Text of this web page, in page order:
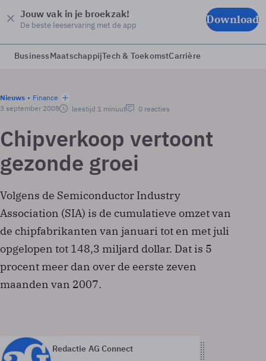
Jouw vak in je broekzak!
De beste leeservaring met de app Download
BusinessMaatschappijTech & ToekomstCarrière
Nieuws
Finance
3 september 2008
leestijd 1 minuut 0 reacties
Chipverkoop vertoont
gezonde groei
Volgens de Semiconductor Industry
Association (SIA) is de cumulatieve omzet van
de chipfabrikanten van januari tot en met juli
opgelopen tot 148,3 miljard dollar. Dat is 5
procent meer dan over de eerste zeven
maanden van 2007.
Redactie AG Connect